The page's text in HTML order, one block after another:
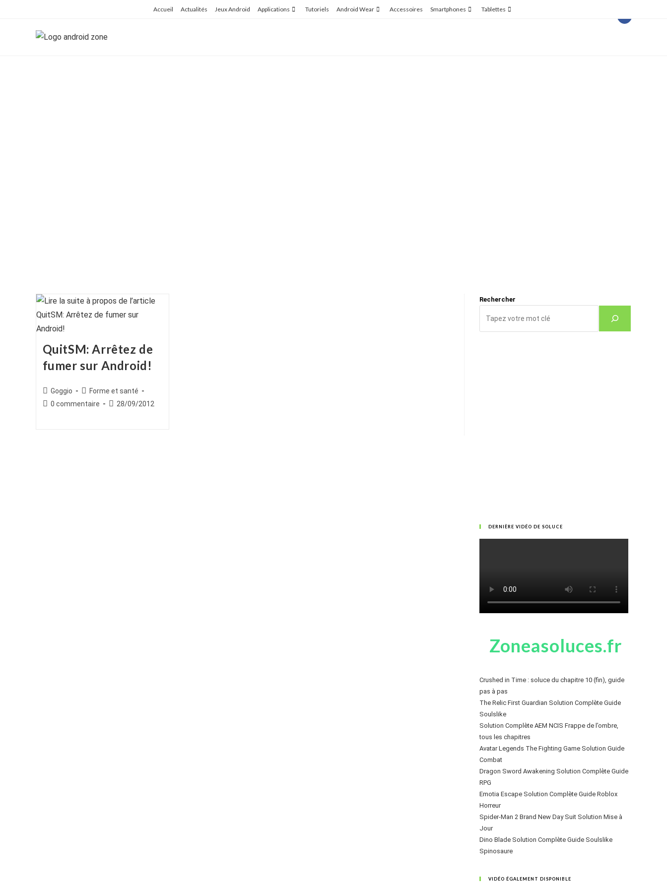
Accueil Actualités Jeux Android Applications Tutoriels Android Wear Accessoires Smartphones Tablettes
QuitSM: Arrêtez de
fumer sur Android!
Auteur/autrice
de
Goggio
Post
category:
Forme et santé
Commentaires
0 commentaire
Publication
28/09/2012
Rechercher
DERNIÈRE VIDÉO DE SOLUCE
Zoneasoluces.fr
Crushed in Time : soluce du chapitre 10 (fin), guide
pas à pas
The Relic First Guardian Solution Complète Guide
Soulslike
Solution Complète AEM NCIS Frappe de l’ombre,
tous les chapitres
Avatar Legends The Fighting Game Solution Guide
Combat
Dragon Sword Awakening Solution Complète Guide
RPG
Emotia Escape Solution Complète Guide Roblox
Horreur
Spider-Man 2 Brand New Day Suit Solution Mise à
Jour
Dino Blade Solution Complète Guide Soulslike
Spinosaure
VIDÉO ÉGALEMENT DISPONIBLE